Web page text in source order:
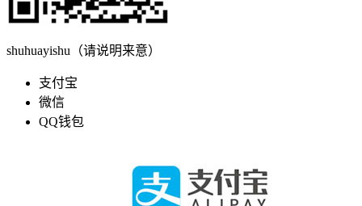
shuhuayishu（请说明来意）
支付宝
微信
QQ钱包